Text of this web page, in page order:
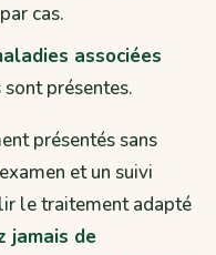
cas.
associées
présentes.
présentés sans
et un suivi
le traitement adapté
jamais de